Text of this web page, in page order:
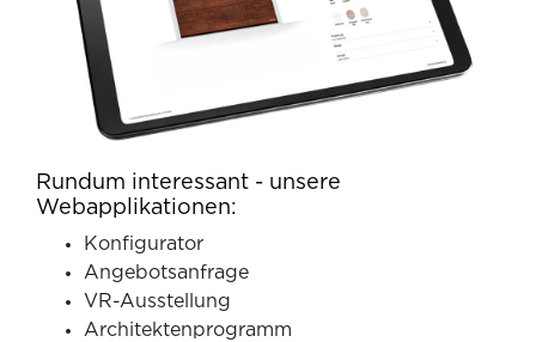
Rundum interessant - unsere
Webapplikationen:
Konfigurator
Angebotsanfrage
VR-Ausstellung
Architektenprogramm